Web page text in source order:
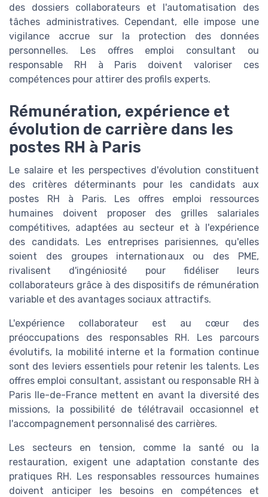
des dossiers collaborateurs et l'automatisation des
tâches administratives. Cependant, elle impose une
vigilance accrue sur la protection des données
personnelles. Les offres emploi consultant ou
responsable RH à Paris doivent valoriser ces
compétences pour attirer des profils experts.
Rémunération, expérience et
évolution de carrière dans les
postes RH à Paris
Le salaire et les perspectives d'évolution constituent
des critères déterminants pour les candidats aux
postes RH à Paris. Les offres emploi ressources
humaines doivent proposer des grilles salariales
compétitives, adaptées au secteur et à l'expérience
des candidats. Les entreprises parisiennes, qu'elles
soient des groupes internationaux ou des PME,
rivalisent d'ingéniosité pour fidéliser leurs
collaborateurs grâce à des dispositifs de rémunération
variable et des avantages sociaux attractifs.
L'expérience collaborateur est au cœur des
préoccupations des responsables RH. Les parcours
évolutifs, la mobilité interne et la formation continue
sont des leviers essentiels pour retenir les talents. Les
offres emploi consultant, assistant ou responsable RH à
Paris Ile-de-France mettent en avant la diversité des
missions, la possibilité de télétravail occasionnel et
l'accompagnement personnalisé des carrières.
Les secteurs en tension, comme la santé ou la
restauration, exigent une adaptation constante des
pratiques RH. Les responsables ressources humaines
doivent anticiper les besoins en compétences et